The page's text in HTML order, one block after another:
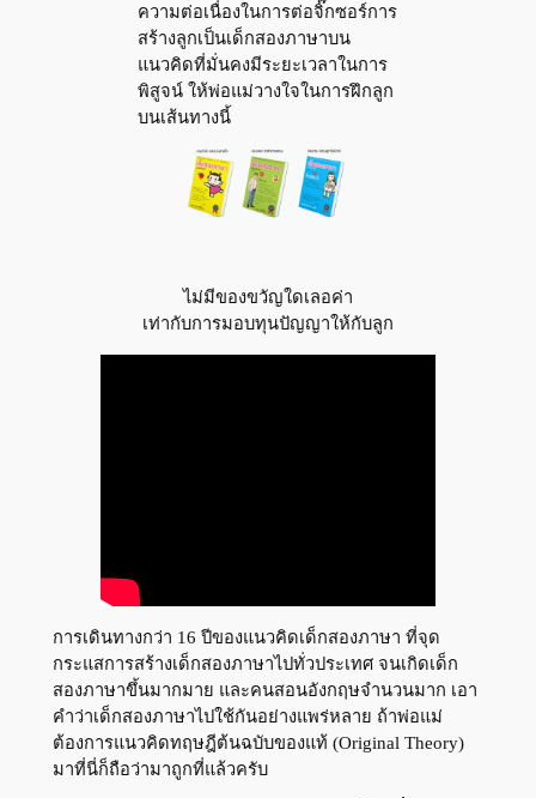
ความต่อเนื่องในการต่อจิ๊กซอร์การ
สร้างลูกเป็นเด็กสองภาษาบน
แนวคิดที่มั่นคงมีระยะเวลาในการ
พิสูจน์ ให้พ่อแม่วางใจในการฝึกลูก
บนเส้นทางนี้
ไม่มีของขวัญใดเลอค่า
เท่ากับการมอบทุนปัญญาให้กับลูก
การเดินทางกว่า 16 ปีของแนวคิดเด็กสองภาษา ที่จุด
กระแสการสร้างเด็กสองภาษาไปทั่วประเทศ จนเกิดเด็ก
สองภาษาขึ้นมากมาย และคนสอนอังกฤษจำนวนมาก เอา
คำว่าเด็กสองภาษาไปใช้กันอย่างแพร่หลาย ถ้าพ่อแม่
ต้องการแนวคิดทฤษฎีต้นฉบับของแท้ (Original Theory)
มาที่นี่ก็ถือว่ามาถูกที่แล้วครับ